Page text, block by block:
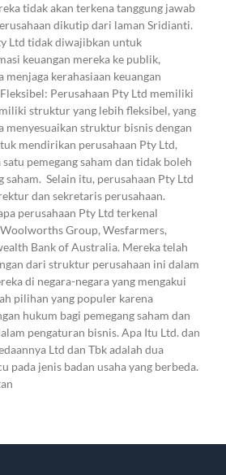
tidak akan terkena tanggung jawab
dikutip dari laman Sridianti.
Ltd tidak diwajibkan untuk
keuangan mereka ke publik,
kerahasiaan keuangan
Perusahaan Pty Ltd memiliki
struktur yang lebih fleksibel, yang
menyesuaikan struktur bisnis dengan
mendirikan perusahaan Pty Ltd,
pemegang saham dan tidak boleh
saham. Selain itu, perusahaan Pty Ltd
dan sekretaris perusahaan.
perusahaan Pty Ltd terkenal
Group, Wesfarmers,
Bank of Australia. Mereka telah
dari struktur perusahaan ini dalam
di negara-negara yang mengakui
pilihan yang populer karena
hukum bagi pemegang saham dan
pengaturan bisnis. Apa Itu Ltd. dan
Ltd dan Tbk adalah dua
pada jenis badan usaha yang berbeda.